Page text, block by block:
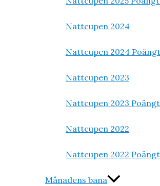
Nattcupen 2024
Nattcupen 2024
Nattcupen 2023
Nattcupen 2023
Nattcupen 2022
Nattcupen 2022
Månadens bana